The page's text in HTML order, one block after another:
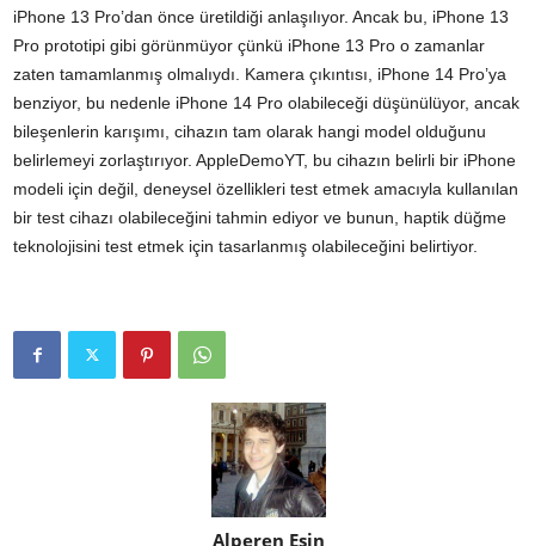
iPhone 13 Pro’dan önce üretildiği anlaşılıyor. Ancak bu, iPhone 13
Pro prototipi gibi görünmüyor çünkü iPhone 13 Pro o zamanlar
zaten tamamlanmış olmalıydı. Kamera çıkıntısı, iPhone 14 Pro’ya
benziyor, bu nedenle iPhone 14 Pro olabileceği düşünülüyor, ancak
bileşenlerin karışımı, cihazın tam olarak hangi model olduğunu
belirlemeyi zorlaştırıyor. AppleDemoYT, bu cihazın belirli bir iPhone
modeli için değil, deneysel özellikleri test etmek amacıyla kullanılan
bir test cihazı olabileceğini tahmin ediyor ve bunun, haptik düğme
teknolojisini test etmek için tasarlanmış olabileceğini belirtiyor.
Alperen Esin